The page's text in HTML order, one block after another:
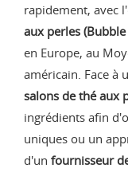
rapidement, avec
aux perles (Bubble
en Europe, au
américain. Face à
salons de thé aux
ingrédients afin
uniques ou un
d'un fournisseur